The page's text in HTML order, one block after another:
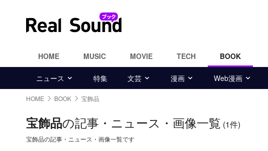
HOME MUSIC MOVIE TECH BOOK
ニュース 特集 文芸 漫画 Web漫画
HOME BOOK 宝飾品
宝飾品の記事・ニュース・画像一覧 (1件)
宝飾品の記事・ニュース・画像一覧です